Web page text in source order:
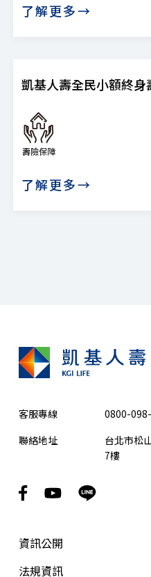
了解更多→
凱基人壽全民小額終身
壽險保障
了解更多→
客服專線
0800-
聯絡地址
台北市松
7樓
資訊公開
法規資訊